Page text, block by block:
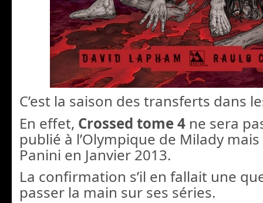
C’est la saison des transferts dans
En effet, Crossed tome 4 ne sera
publié à l’Olympique de Milady
Panini en Janvier 2013.
La confirmation s’il en fallait une
passer la main sur ses séries.